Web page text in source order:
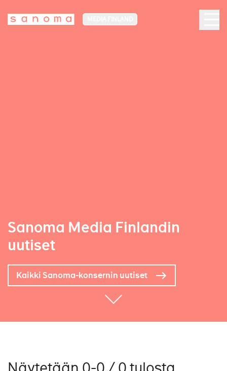
Sanoma Media Finlandin
uutiset
Kaikki Sanoma-konsernin uutiset